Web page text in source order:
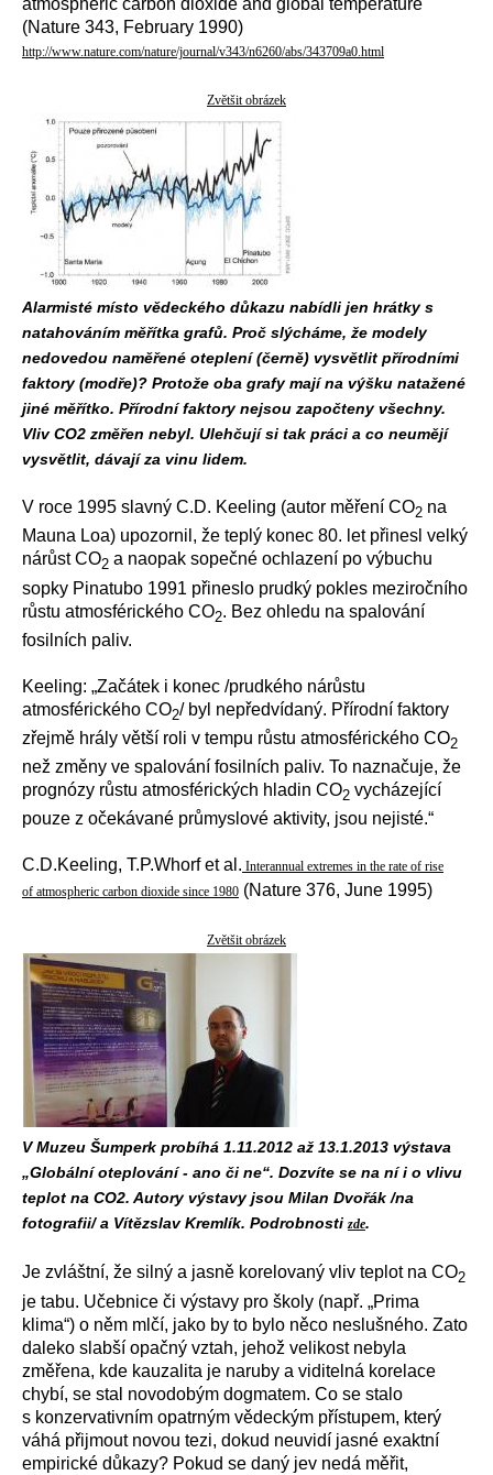
atmospheric carbon dioxide and global temperature
(Nature 343, February 1990)
http://www.nature.com/nature/journal/v343/n6260/abs/343709a0.html
Zvětšit obrázek
Alarmisté místo vědeckého důkazu nabídli jen hrátky s
natahováním měřítka grafů. Proč slýcháme, že modely
nedovedou naměřené oteplení (černě) vysvětlit přírodními
faktory (modře)? Protože oba grafy mají na výšku natažené
jiné měřítko. Přírodní faktory nejsou započteny všechny.
Vliv CO2 změřen nebyl. Ulehčují si tak práci a co neumějí
vysvětlit, dávají za vinu lidem.
V roce 1995 slavný C.D. Keeling (autor měření CO2 na
Mauna Loa) upozornil, že teplý konec 80. let přinesl velký
nárůst CO2 a naopak sopečné ochlazení po výbuchu
sopky Pinatubo 1991 přineslo prudký pokles meziročního
růstu atmosférického CO2. Bez ohledu na spalování
fosilních paliv.
Keeling: „Začátek i konec /prudkého nárůstu
atmosférického CO2/ byl nepředvídaný. Přírodní faktory
zřejmě hrály větší roli v tempu růstu atmosférického CO2
než změny ve spalování fosilních paliv. To naznačuje, že
prognózy růstu atmosférických hladin CO2 vycházející
pouze z očekávané průmyslové aktivity, jsou nejisté.“
C.D.Keeling, T.P.Whorf et al. Interannual extremes in the rate of rise
of atmospheric carbon dioxide since 1980 (Nature 376, June 1995)
Zvětšit obrázek
V Muzeu Šumperk probíhá 1.11.2012 až 13.1.2013 výstava
„Globální oteplování - ano či ne“. Dozvíte se na ní i o vlivu
teplot na CO2. Autory výstavy jsou Milan Dvořák /na
fotografii/ a Vítězslav Kremlík. Podrobnostizde.
Je zvláštní, že silný a jasně korelovaný vliv teplot na CO2
je tabu. Učebnice či výstavy pro školy (např. „Prima
klima“) o něm mlčí, jako by to bylo něco neslušného. Zato
daleko slabší opačný vztah, jehož velikost nebyla
změřena, kde kauzalita je naruby a viditelná korelace
chybí, se stal novodobým dogmatem. Co se stalo
s konzervativním opatrným vědeckým přístupem, který
váhá přijmout novou tezi, dokud neuvidí jasné exaktní
empirické důkazy? Pokud se daný jev nedá měřit,